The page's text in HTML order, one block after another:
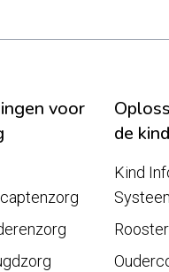
voor
de
Kind